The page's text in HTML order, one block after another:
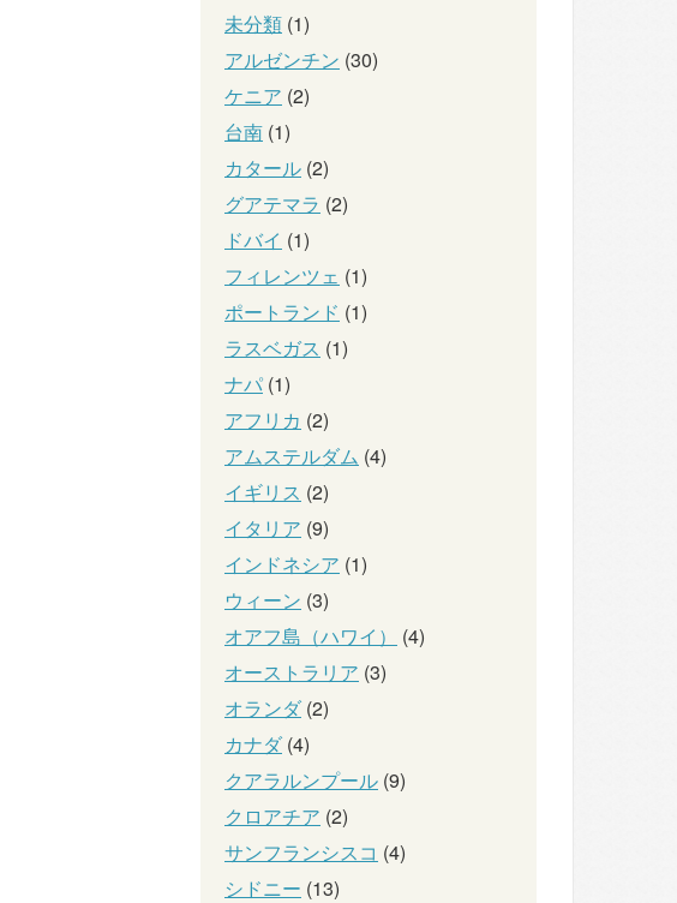
未分類 (1)
アルゼンチン (30)
ケニア (2)
台南 (1)
カタール (2)
グアテマラ (2)
ドバイ (1)
フィレンツェ (1)
ポートランド (1)
ラスベガス (1)
ナパ (1)
アフリカ (2)
アムステルダム (4)
イギリス (2)
イタリア (9)
インドネシア (1)
ウィーン (3)
オアフ島（ハワイ）
(4)
オーストラリア (3)
オランダ(2)
カナダ(4)
クアラルンプール (9)
クロアチア (2)
サンフランシスコ (4)
シドニー (13)